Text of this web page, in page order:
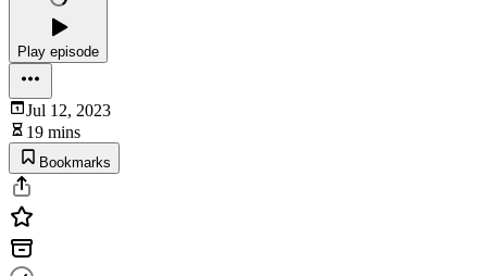
Play episode
Jul 12, 2023
19 mins
Bookmarks